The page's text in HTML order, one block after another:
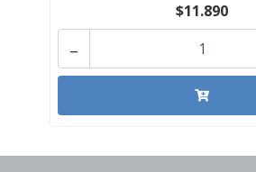
$11.890
-